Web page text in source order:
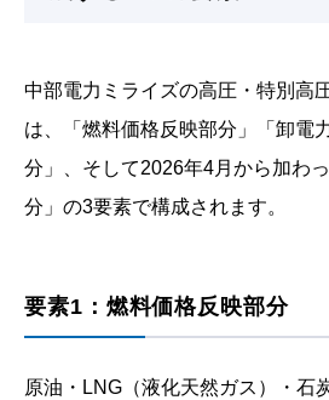
中部電力ミライズの高圧・特別高
は、「燃料価格反映部分」「卸電
分」、そして2026年4月から加わ
分」の3要素で構成されます。
要素1：燃料価格反映部分
原油・LNG（液化天然ガス）・石